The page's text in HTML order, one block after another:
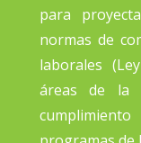
para
normas de
laborales
áreas de la